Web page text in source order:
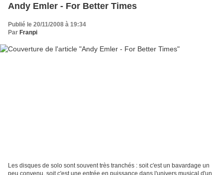
Andy Emler - For Better Times
Publié le 20/11/2008 à 19:34
Par Franpi
Les disques de solo sont souvent très tranchés : soit c'est un bavardage un
peu convenu, soit c'est une entrée en puissance dans l'univers musical d'un